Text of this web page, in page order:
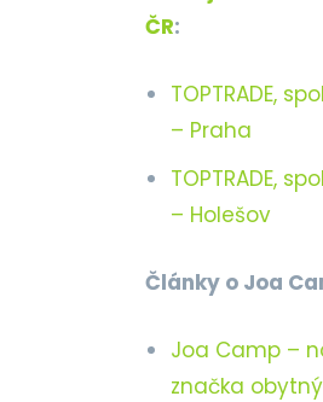
ČR:
TOPTRADE,
– Praha
TOPTRADE,
– Holešov
Články o Joa
Joa Camp –
značka